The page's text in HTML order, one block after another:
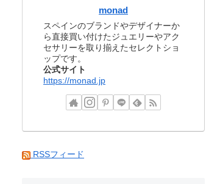
monad
スペインのブランドやデザイナーか
ら直接買い付けたジュエリーやアク
セサリーを取り揃えたセレクトショ
ップです。
公式サイト
https://monad.jp
RSSフィード